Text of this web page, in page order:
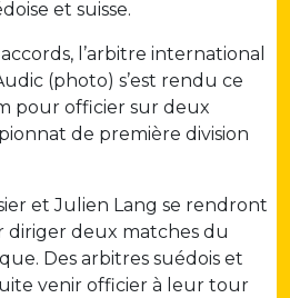
et suisse.
l’arbitre international
(photo) s’est rendu ce
pour officier sur deux
de première division
et Julien Lang se rendront
diriger deux matches du
Des arbitres suédois et
venir officier à leur tour